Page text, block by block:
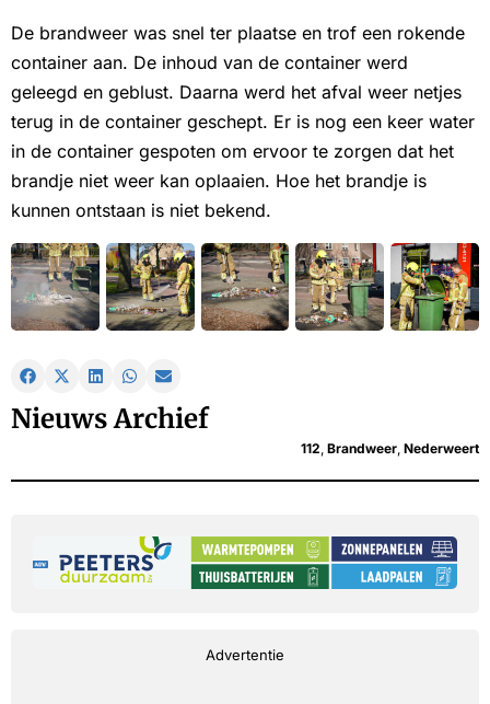
De brandweer was snel ter plaatse en trof een rokende
container aan. De inhoud van de container werd
geleegd en geblust. Daarna werd het afval weer netjes
terug in de container geschept. Er is nog een keer water
in de container gespoten om ervoor te zorgen dat het
brandje niet weer kan oplaaien. Hoe het brandje is
kunnen ontstaan is niet bekend.
Nieuws Archief
112, Brandweer, Nederweert
Advertentie